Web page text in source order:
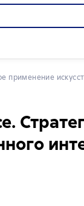
применение